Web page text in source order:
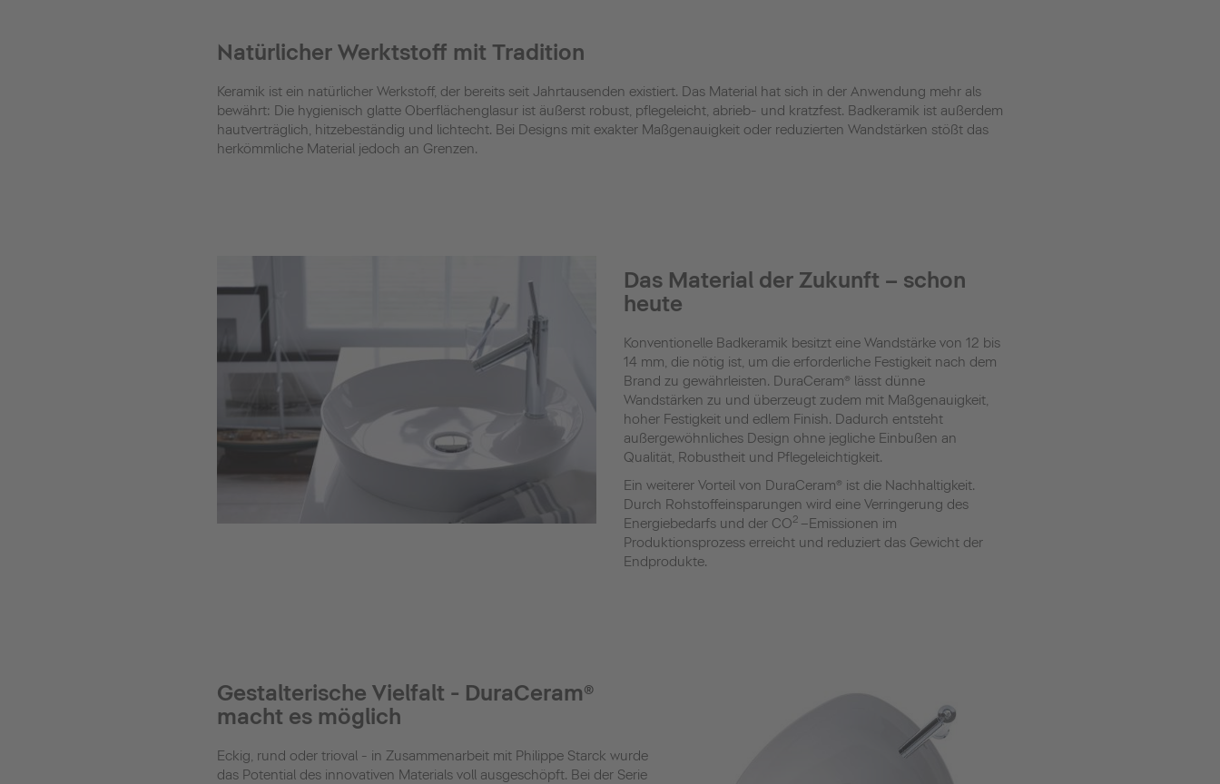
Natürlicher Werktstoff mit Tradition
Keramik ist ein natürlicher Werkstoff, der bereits seit Jahrtausenden existiert. Das Material hat sich in der Anwendung mehr als
bewährt: Die hygienisch glatte Oberflächenglasur ist äußerst robust, pflegeleicht, abrieb- und kratzfest. Badkeramik ist außerdem
hautverträglich, hitzebeständig und lichtecht. Bei Designs mit exakter Maßgenauigkeit oder reduzierten Wandstärken stößt das
herkömmliche Material jedoch an Grenzen.
Das Material der Zukunft – schon
heute
Konventionelle Badkeramik besitzt eine Wandstärke von 12 bis
14 mm, die nötig ist, um die erforderliche Festigkeit nach dem
Brand zu gewährleisten. DuraCeram® lässt dünne
Wandstärken zu und überzeugt zudem mit Maßgenauigkeit,
hoher Festigkeit und edlem Finish. Dadurch entsteht
außergewöhnliches Design ohne jegliche Einbußen an
Qualität, Robustheit und Pflegeleichtigkeit.
Ein weiterer Vorteil von DuraCeram® ist die Nachhaltigkeit.
Durch Rohstoffeinsparungen wird eine Verringerung des
Energiebedarfs und der CO2 –Emissionen im
Produktionsprozess erreicht und reduziert das Gewicht der
Endprodukte.
Gestalterische Vielfalt - DuraCeram®
macht es möglich
Eckig, rund oder trioval - in Zusammenarbeit mit Philippe Starck wurde
das Potential des innovativen Materials voll ausgeschöpft. Bei der Serie